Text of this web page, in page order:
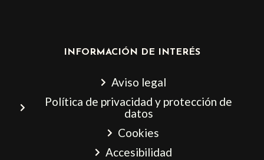
INFORMACIÓN DE INTERÉS
Aviso legal
Política de privacidad y protección de
datos
Cookies
Accesibilidad